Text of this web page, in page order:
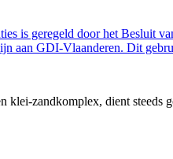
is geregeld door het Besluit
aan GDI-Vlaanderen. Dit
zandkomplex, dient steeds